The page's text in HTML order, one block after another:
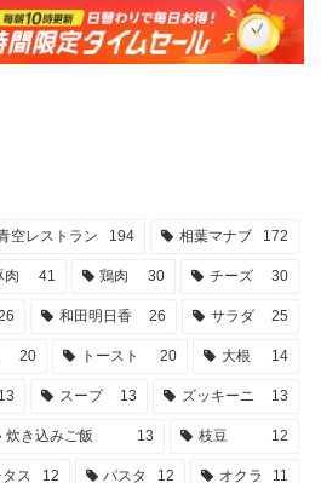
空レストラン 194 相葉マナブ 172
肉 41 鶏肉 30 チーズ 30
和田明日香 26 サラダ 25
20 トースト 20 大根 14
13 スープ 13 ズッキーニ 13
炊き込みご飯 13 枝豆 12
タス 12 パスタ 12 オクラ 11